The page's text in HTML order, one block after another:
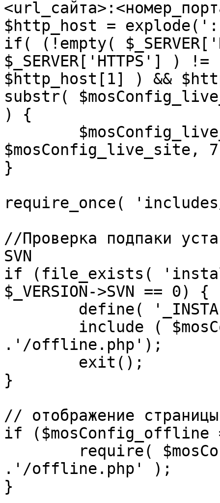
$http_host = explode(':',
if( (!empty(
$_SERVER['HTTPS']
$http_host[1] ) &&
substr(
) {
$mosConfig_live_site,
}
require_once(
//Проверка подпаки
SVN
if (file_exists(
$_VERSION->SVN == 0) {
.'/offline.php');
}
// отображение
if ($mosConfig_offline
.'/offline.php' );
}